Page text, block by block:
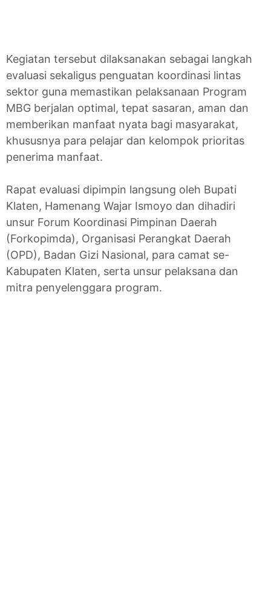
Kegiatan tersebut dilaksanakan sebagai langkah
evaluasi sekaligus penguatan koordinasi lintas
sektor guna memastikan pelaksanaan Program
MBG berjalan optimal, tepat sasaran, aman dan
memberikan manfaat nyata bagi masyarakat,
khususnya para pelajar dan kelompok prioritas
penerima manfaat.
Rapat evaluasi dipimpin langsung oleh Bupati
Klaten, Hamenang Wajar Ismoyo dan dihadiri
unsur Forum Koordinasi Pimpinan Daerah
(Forkopimda), Organisasi Perangkat Daerah
(OPD), Badan Gizi Nasional, para camat se-
Kabupaten Klaten, serta unsur pelaksana dan
mitra penyelenggara program.